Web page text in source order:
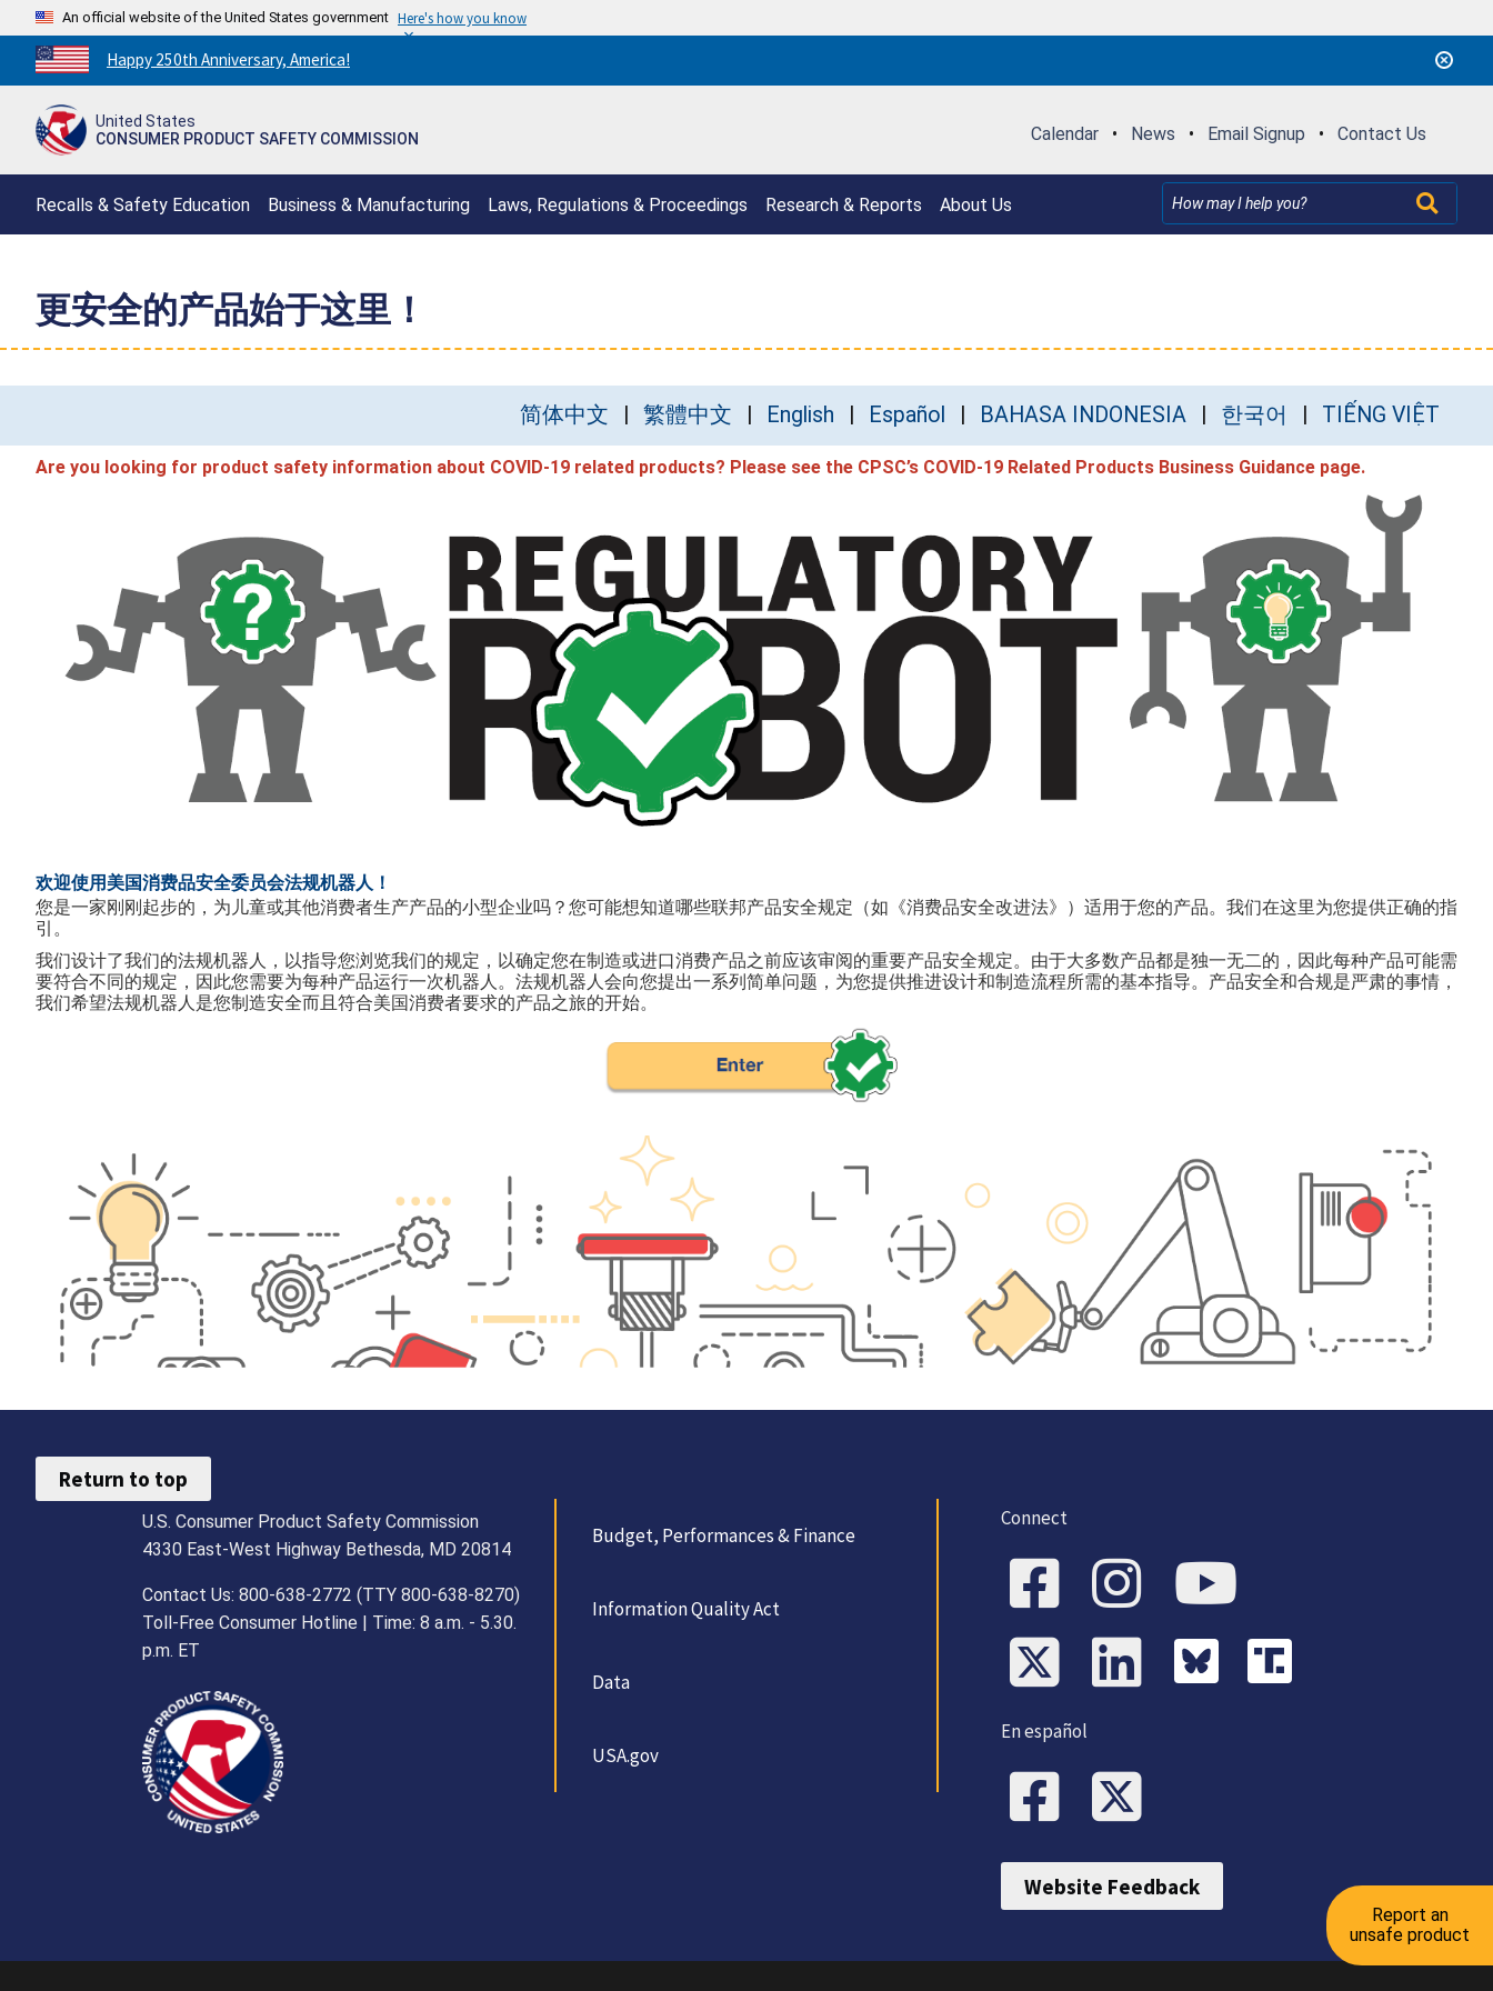
An official website of the United States government Here's how you know
Countdown
to
250th
Happy 250th Anniversary, America!
United States
CONSUMER PRODUCT SAFETY COMMISSION
Calendar • News • Email Signup • Contact Us
Recalls & Safety Education Business & Manufacturing Laws, Regulations & Proceedings Research & Reports About Us
更安全的产品始于这里！
简体中文 繁體中文 English Español BAHASA INDONESIA 한국어 TIẾNG VIỆT
Are you looking for product safety information about COVID-19 related products? Please see the CPSC’s COVID-19 Related Products Business Guidance page.
欢迎使用美国消费品安全委员会法规机器人！
您是一家刚刚起步的，为儿童或其他消费者生产产品的小型企业吗？您可能想知道哪些联邦产品安全规定（如《消费品安全改进法》）适用于您的产品。我们在这里为您提供正确的指
引。
我们设计了我们的法规机器人，以指导您浏览我们的规定，以确定您在制造或进口消费产品之前应该审阅的重要产品安全规定。由于大多数产品都是独一无二的，因此每种产品可能需
要符合不同的规定，因此您需要为每种产品运行一次机器人。法规机器人会向您提出一系列简单问题，为您提供推进设计和制造流程所需的基本指导。产品安全和合规是严肃的事情，
我们希望法规机器人是您制造安全而且符合美国消费者要求的产品之旅的开始。
Report an
unsafe product
Return to top
U.S. Consumer Product Safety Commission
4330 East-West Highway Bethesda, MD 20814
Contact Us: 800-638-2772 (TTY 800-638-8270)
Toll-Free Consumer Hotline | Time: 8 a.m. - 5.30.
p.m. ET
Budget, Performances & Finance
Information Quality Act
Data
USA.gov
Connect
En español
Website Feedback